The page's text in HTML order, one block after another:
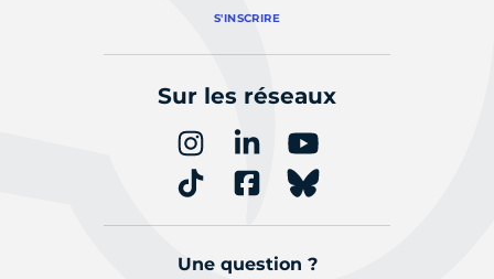
S'INSCRIRE
Sur les réseaux
Une question ?